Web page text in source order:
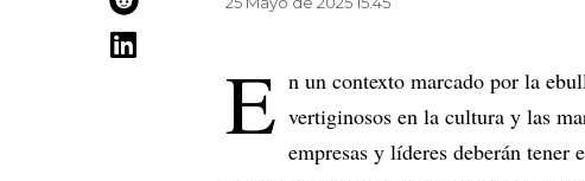
E n un contexto marcado por la
vertiginosos en la cultura y las
empresas y líderes deberán tener